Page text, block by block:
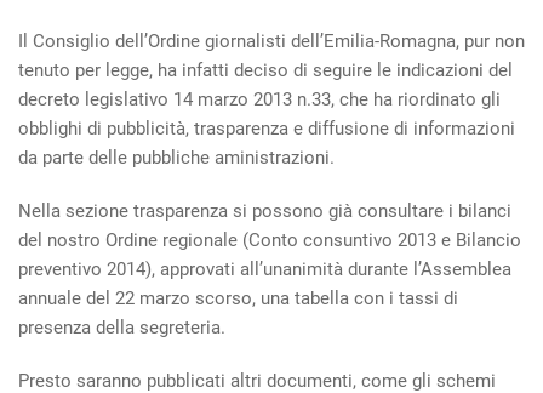
Il Consiglio dell’Ordine giornalisti dell’Emilia-Romagna, pur non
tenuto per legge, ha infatti deciso di seguire le indicazioni del
decreto legislativo 14 marzo 2013 n.33, che ha riordinato gli
obblighi di pubblicità, trasparenza e diffusione di informazioni
da parte delle pubbliche aministrazioni.
Nella sezione trasparenza si possono già consultare i bilanci
del nostro Ordine regionale (Conto consuntivo 2013 e Bilancio
preventivo 2014), approvati all’unanimità durante l’Assemblea
annuale del 22 marzo scorso, una tabella con i tassi di
presenza della segreteria.
Presto saranno pubblicati altri documenti, come gli schemi